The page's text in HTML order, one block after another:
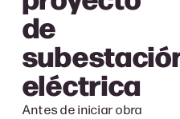
de
eléctrica
Antes de iniciar obra